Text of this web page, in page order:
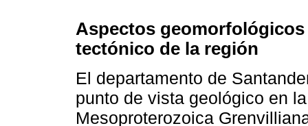
Aspectos
tectónico de la región
El departamento de
punto de vista geológico en
Mesoproterozoica